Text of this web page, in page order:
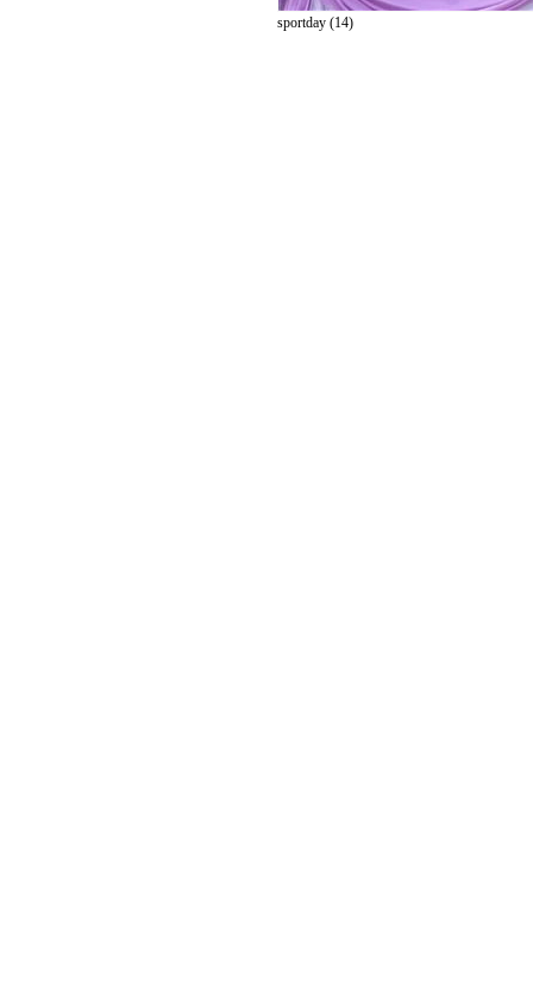
sportday (14)